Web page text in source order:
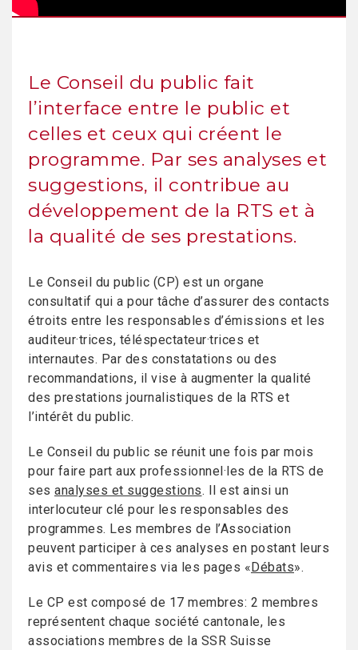
Le Conseil du public fait
l’interface entre le public et
celles et ceux qui créent le
programme. Par ses analyses et
suggestions, il contribue au
développement de la RTS et à
la qualité de ses prestations.
Le Conseil du public (CP) est un organe
consultatif qui a pour tâche d’assurer des contacts
étroits entre les responsables d’émissions et les
auditeur·trices, téléspectateur·trices et
internautes. Par des constatations ou des
recommandations, il vise à augmenter la qualité
des prestations journalistiques de la RTS et
l’intérêt du public.
Le Conseil du public se réunit une fois par mois
pour faire part aux professionnel·les de la RTS de
ses analyses et suggestions. Il est ainsi un
interlocuteur clé pour les responsables des
programmes. Les membres de l’Association
peuvent participer à ces analyses en postant leurs
avis et commentaires via les pages «Débats».
Le CP est composé de 17 membres: 2 membres
représentent chaque société cantonale, les
associations membres de la SSR Suisse